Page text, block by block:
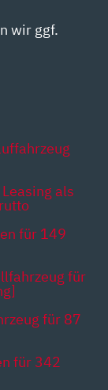
wir ggf.
als
für 149
für
für 87
für 342